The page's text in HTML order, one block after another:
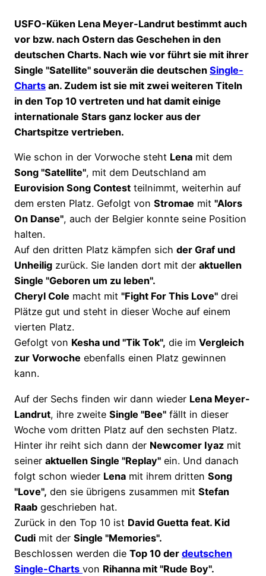
USFO-Küken Lena Meyer-Landrut bestimmt auch
vor bzw. nach Ostern das Geschehen in den
deutschen Charts. Nach wie vor führt sie mit ihrer
Single "Satellite" souverän die deutschen Single-
Charts an. Zudem ist sie mit zwei weiteren Titeln
in den Top 10 vertreten und hat damit einige
internationale Stars ganz locker aus der
Chartspitze vertrieben.
Wie schon in der Vorwoche steht Lena mit dem
Song "Satellite", mit dem Deutschland am
Eurovision Song Contest teilnimmt, weiterhin auf
dem ersten Platz. Gefolgt von Stromae mit "Alors
On Danse", auch der Belgier konnte seine Position
halten.
Auf den dritten Platz kämpfen sich der Graf und
Unheilig zurück. Sie landen dort mit der aktuellen
Single "Geboren um zu leben".
Cheryl Cole macht mit "Fight For This Love" drei
Plätze gut und steht in dieser Woche auf einem
vierten Platz.
Gefolgt von Kesha und "Tik Tok", die im Vergleich
zur Vorwoche ebenfalls einen Platz gewinnen
kann.
Auf der Sechs finden wir dann wieder Lena Meyer-
Landrut, ihre zweite Single "Bee" fällt in dieser
Woche vom dritten Platz auf den sechsten Platz.
Hinter ihr reiht sich dann der Newcomer Iyaz mit
seiner aktuellen Single "Replay" ein. Und danach
folgt schon wieder Lena mit ihrem dritten Song
"Love", den sie übrigens zusammen mit Stefan
Raab geschrieben hat.
Zurück in den Top 10 ist David Guetta feat. Kid
Cudi mit der Single "Memories".
Beschlossen werden die Top 10 der deutschen
Single-Charts von Rihanna mit "Rude Boy".